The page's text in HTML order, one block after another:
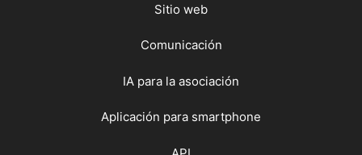
Sitio web
Comunicación
IA para la asociación
Aplicación para smartphone